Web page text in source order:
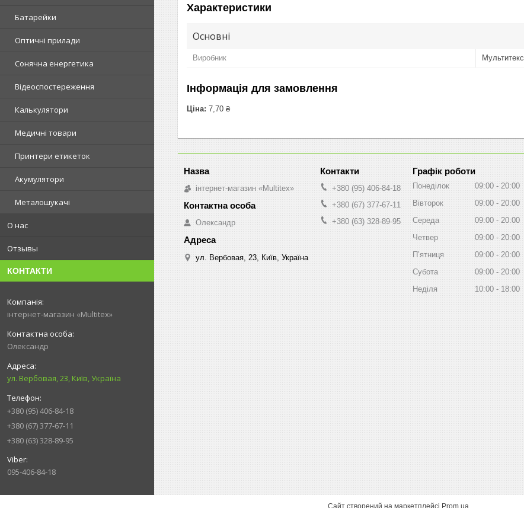
Батарейки
Оптичні прилади
Сонячна енергетика
Відеоспостереження
Калькулятори
Медичні товари
Принтери етикеток
Акумулятори
Металошукачі
О нас
Отзывы
КОНТАКТИ
інтернет-магазин «Multitex»
Олександр
ул. Вербовая, 23, Київ, Україна
+380 (95) 406-84-18
+380 (67) 377-67-11
+380 (63) 328-89-95
095-406-84-18
Характеристики
Основні
Виробник Мультитекс
Інформація для замовлення
Ціна: 7,70 ₴
інтернет-магазин «Multitex»
Олександр
ул. Вербовая, 23, Київ, Україна
+380 (95) 406-84-18
+380 (67) 377-67-11
+380 (63) 328-89-95
Графік роботи
Понеділок 09:00
20:00
Вівторок
09:00
20:00
Середа
09:00
20:00
Четвер
09:00
20:00
Пʼятниця
09:00
20:00
Субота
09:00
20:00
Неділя
10:00 18:00
Сайт створений на маркетплейсі Prom.ua